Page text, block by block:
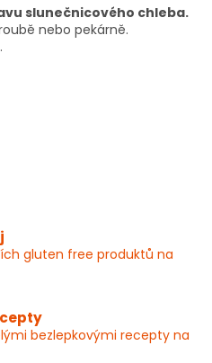
slunečnicového chleba.
nebo pekárně.
gluten free produktů na
bezlepkovými recepty na